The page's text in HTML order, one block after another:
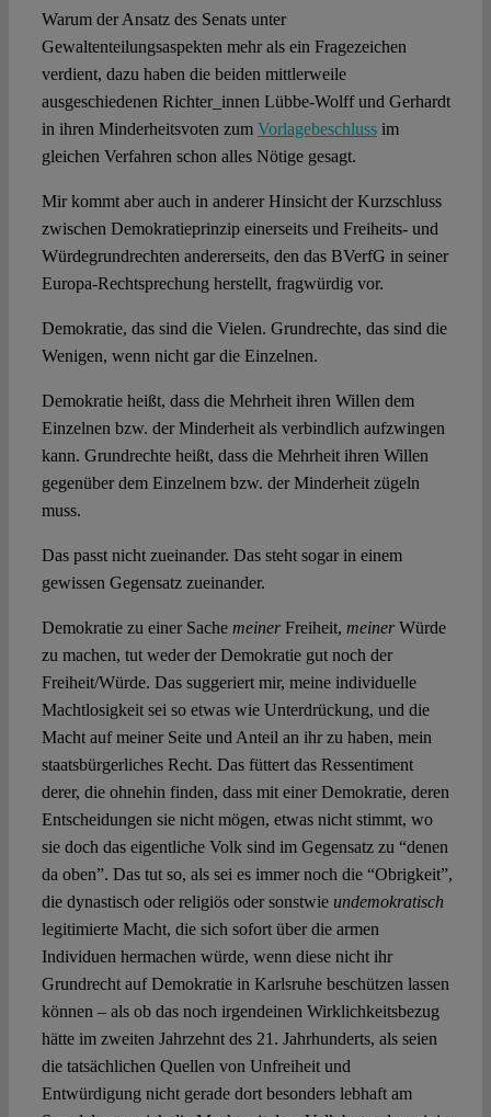
Warum der Ansatz des Senats unter
Gewaltenteilungsaspekten mehr als ein Fragezeichen
verdient, dazu haben die beiden mittlerweile
ausgeschiedenen Richter_innen Lübbe-Wolff und Gerhardt
in ihren Minderheitsvoten zum Vorlagebeschlussim
gleichen Verfahren schon alles Nötige gesagt.
Mir kommt aber auch in anderer Hinsicht der Kurzschluss
zwischen Demokratieprinzip einerseits und Freiheits- und
Würdegrundrechten andererseits, den das BVerfG in seiner
Europa-Rechtsprechung herstellt, fragwürdig vor.
Demokratie, das sind die Vielen. Grundrechte, das sind die
Wenigen, wenn nicht gar die Einzelnen.
Demokratie heißt, dass die Mehrheit ihren Willen dem
Einzelnen bzw. der Minderheit als verbindlich aufzwingen
kann. Grundrechte heißt, dass die Mehrheit ihren Willen
gegenüber dem Einzelnem bzw. der Minderheit zügeln
muss.
Das passt nicht zueinander. Das steht sogar in einem
gewissen Gegensatz zueinander.
Demokratie zu einer Sache meinerFreiheit, meinerWürde
zu machen, tut weder der Demokratie gut noch der
Freiheit/Würde. Das suggeriert mir, meine individuelle
Machtlosigkeit sei so etwas wie Unterdrückung, und die
Macht auf meiner Seite und Anteil an ihr zu haben, mein
staatsbürgerliches Recht. Das füttert das Ressentiment
derer, die ohnehin finden, dass mit einer Demokratie, deren
Entscheidungen sie nicht mögen, etwas nicht stimmt, wo
sie doch das eigentliche Volk sind im Gegensatz zu “denen
da oben”. Das tut so, als sei es immer noch die “Obrigkeit”,
die dynastisch oder religiös oder sonstwie undemokratisch
legitimierte Macht, die sich sofort über die armen
Individuen hermachen würde, wenn diese nicht ihr
Grundrecht auf Demokratie in Karlsruhe beschützen lassen
können – als ob das noch irgendeinen Wirklichkeitsbezug
hätte im zweiten Jahrzehnt des 21. Jahrhunderts, als seien
die tatsächlichen Quellen von Unfreiheit und
Entwürdigung nicht gerade dort besonders lebhaft am